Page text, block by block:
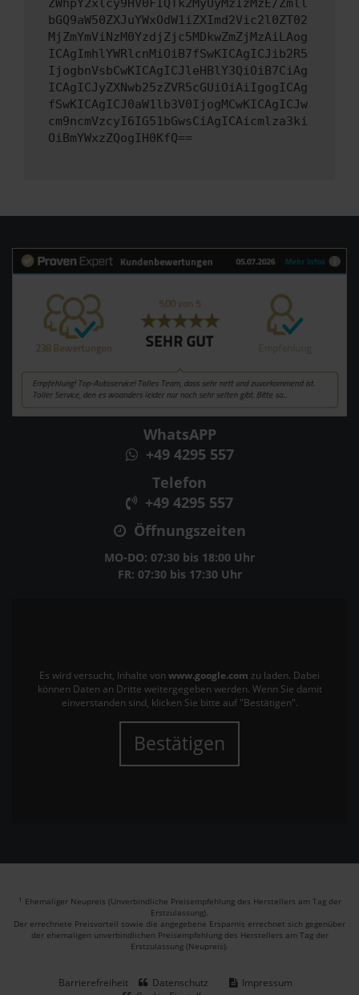
ZWhpY2xlcy9HV0FIQTk2MyUyMzIzMzE/Zmll
bGQ9aW50ZXJuYWxOdW1iZXImd2Vic2l0ZT02
MjZmYmViNzM0YzdjZjc5MDkwZmZjMzAiLAog
ICAgImhlYWRlcnMiOiB7fSwKICAgICJib2R5
IjogbnVsbCwKICAgICJleHBlY3QiOiB7CiAg
ICAgICJyZXNwb25zZVR5cGUiOiAiIgogICAg
fSwKICAgICJ0aW1lb3V0IjogMCwKICAgICJw
cm9ncmVzcyI6IG51bGwsCiAgICAicmlza3ki
OiBmYWxzZQogIH0KfQ==
WhatsAPP
+49 4295 557
Telefon
+49 4295 557
Öffnungszeiten
MO-DO: 07:30 bis 18:00 Uhr
FR: 07:30 bis 17:30 Uhr
Es wird versucht, Inhalte von www.google.com zu laden. Dabei
können Daten an Dritte weitergegeben werden. Wenn Sie damit
einverstanden sind, klicken Sie bitte auf "Bestätigen".
Bestätigen
1 Ehemaliger Neupreis (Unverbindliche Preisempfehlung des Herstellers am Tag der
Erstzulassung).
Der errechnete Preisvorteil sowie die angegebene Ersparnis errechnet sich gegenüber
der ehemaligen unverbindlichen Preisempfehlung des Herstellers am Tag der
Erstzulassung (Neupreis).
Barrierefreiheit Datenschutz
Impressum